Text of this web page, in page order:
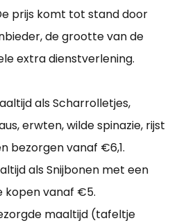
prijs komt tot stand door
de grootte van de
extra dienstverlening.
als Scharrolletjes,
erwten, wilde spinazie, rijst
bezorgen vanaf €6,1.
als Snijbonen met een
kopen vanaf €5.
maaltijd (tafeltje